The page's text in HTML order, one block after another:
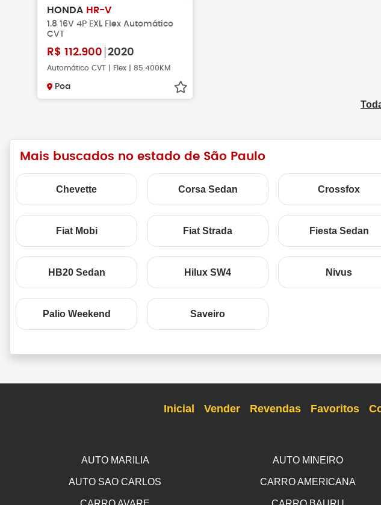
HONDA HR-V
1.8 16V 4P EXL Flex Automático
CVT
R$ 112.900 2020
Automático CVT | Flex | 85.400KM
Poa
Mais buscados no estado de São Paulo
Chevette Corsa Sedan Crossfox
Fiat Mobi Fiat Strada Fiesta Sedan
HB20 Sedan Hilux SW4 Nivus
Palio Weekend Saveiro
Inicial Vender Revendas Favoritos
AUTO MARILIA AUTO MINEIRO
AUTO SAO CARLOS CARRO AMERICANA